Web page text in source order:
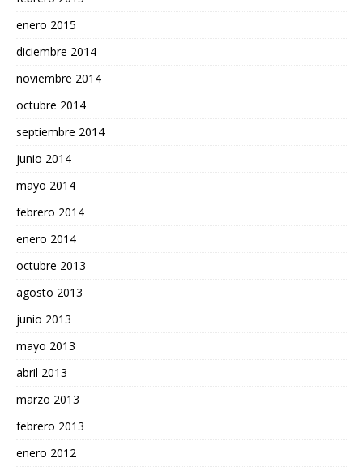
enero 2015
diciembre 2014
noviembre 2014
octubre 2014
septiembre 2014
junio 2014
mayo 2014
febrero 2014
enero 2014
octubre 2013
agosto 2013
junio 2013
mayo 2013
abril 2013
marzo 2013
febrero 2013
enero 2012